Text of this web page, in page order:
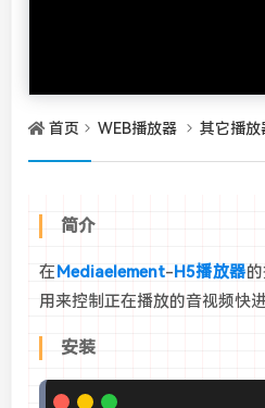
首页 WEB播放器 其它播放
简介
在Mediaelement-H5播放器
用来控制正在播放的音视频快
安装